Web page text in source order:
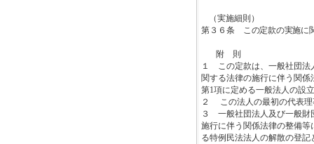
（実施細則）
第３６条 この定款の実施に
附 則
１ この定款は、一般社団法
関する法律の施行に伴う関
第1項に定める一般法人の設
２ この法人の最初の代表理
３ 一般社団法人及び一般財
施行に伴う関係法律の整備等
る特例民法法人の解散の登